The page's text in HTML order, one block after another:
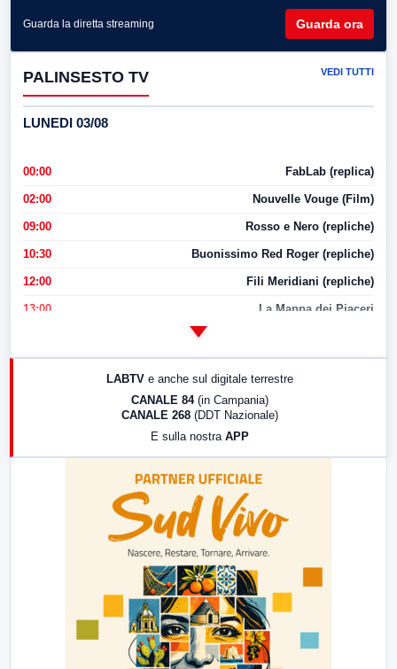
Guarda la diretta streaming Guarda ora
PALINSESTO TV VEDI TUTTI
LUNEDI 03/08
00:00 FabLab (replica)
02:00 Nouvelle Vouge (Film)
09:00 Rosso e Nero (repliche)
10:30 Buonissimo Red Roger (repliche)
12:00 Fili Meridiani (repliche)
13:00 La Mappa dei Piaceri
LABTV e anche sul digitale terrestre
CANALE 84 (in Campania)
CANALE 268 (DDT Nazionale)
E sulla nostra APP